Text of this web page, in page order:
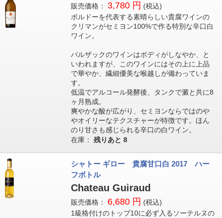
販売価格： 3,780 円 (税込)
ボルドーを代表する素晴らしい貴腐ワインの
クリマンがセミヨン100%で作る特別な辛口白
ワイン。
バルザックのワインはボディがしなやか、と
いわれますが、このワインにはその上に上品
で華やか、繊細優美な喉越しが備わっていま
す。
低温でアルコール発酵後、タンクで澱と共に8
ヶ月熟成。
爽やかな酸が広がり、セミヨンならではのや
やオイリーなテクスチャーが特徴です。ほん
のり甘さも感じられる辛口の白ワイン。
在庫： 残りあと 8
シャトー ギロー 貴腐甘口白 2017 ハー
フボトル
Chateau Guiraud
販売価格： 6,680 円 (税込)
1級格付けのトップ10に必ず入るソーテルヌの